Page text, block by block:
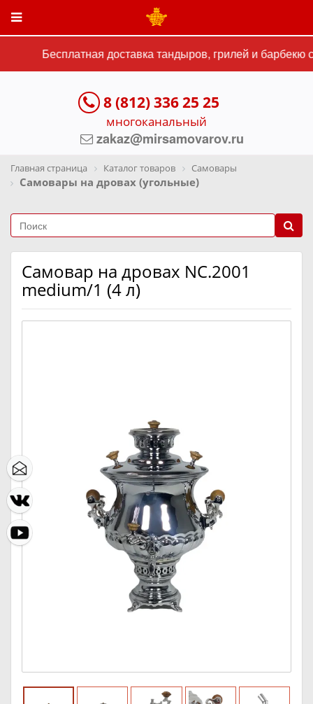
Бесплатная доставка тандыров, грилей и
8 (812) 336 25 25
многоканальный
zakaz@mirsamovarov.ru
Главная страница Каталог товаров Самовары
Самовары на дровах (угольные)
Самовар на дровах NC.2001
medium/1 (4 л)